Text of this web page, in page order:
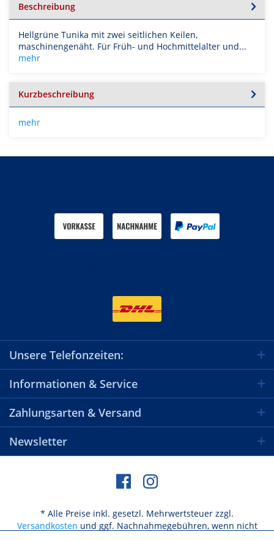
Beschreibung
Hellgrüne Tunika mit zwei seitlichen Keilen,
maschinengenäht. Für Früh- und Hochmittelalter und...
mehr
Kurzbeschreibung
mehr
Unsere Telefonzeiten:
Informationen & Service
Zahlungsarten & Versand
Newsletter
* Alle Preise inkl. gesetzl. Mehrwertsteuer zzgl.
Versandkosten und ggf. Nachnahmegebühren, wenn nicht